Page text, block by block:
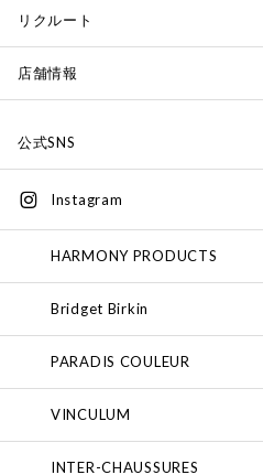
リクルート
店舗情報
公式SNS
Instagram
HARMONY PRODUCTS
Bridget Birkin
PARADIS COULEUR
VINCULUM
INTER-CHAUSSURES